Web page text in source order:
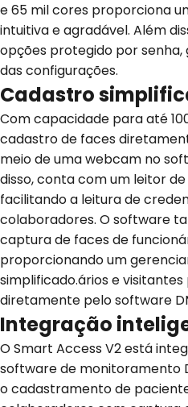
e 65 mil cores proporciona
intuitiva e agradável. Além
opções protegido por
das configurações.
Cadastro
Com capacidade para até
cadastro de faces
meio de uma webcam no
disso, conta com um leitor
facilitando a leitura de
colaboradores. O software
captura de faces de
proporcionando um
simplificado.ários e
diretamente pelo software
Integração
O Smart Access V2 está
software de monitoramento
o cadastramento de